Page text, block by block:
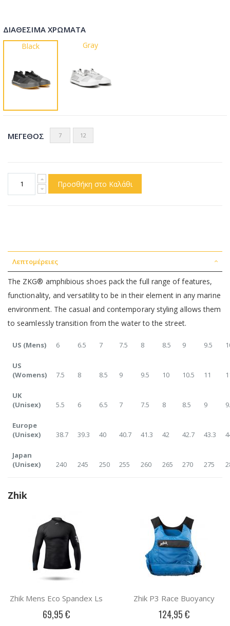
ΔΙΑΘΈΣΙΜΑ ΧΡΏΜΑΤΑ
Black Gray
ΜΈΓΕΘΟΣ 7 12
Προσθήκη στο Καλάθι
Λεπτομέρειες
The ZKG® amphibious shoes pack the full range of features,
functionality, and versatility to be in their element in any marine
environment. The casual and contemporary styling allows them
to seamlessly transition from the water to the street.
US (Mens) 6 6.5 7 7.5 8 8.5 9 9.5
US
(Womens)
7.5 8 8.5 9 9.5 10 10.5 11
UK
(Unisex)
5.5 6 6.5 7 7.5 8 8.5 9
Europe
(Unisex)
38.7 39.3 40 40.7 41.3 42 42.7 43.3
Japan
(Unisex)
240 245 250 255 260 265 270 275
Zhik
Zhik Mens Eco Spandex Ls
69,95 €
Zhik P3 Race Buoyancy
124,95 €